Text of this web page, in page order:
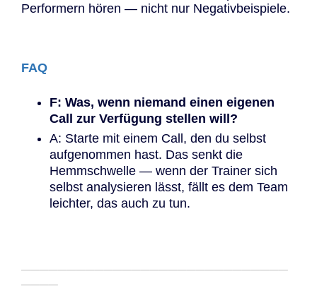
Performern hören — nicht nur Negativbeispiele.
FAQ
F: Was, wenn niemand einen eigenen
Call zur Verfügung stellen will?
A: Starte mit einem Call, den du selbst
aufgenommen hast. Das senkt die
Hemmschwelle — wenn der Trainer sich
selbst analysieren lässt, fällt es dem Team
leichter, das auch zu tun.
─────────────────────────────
────